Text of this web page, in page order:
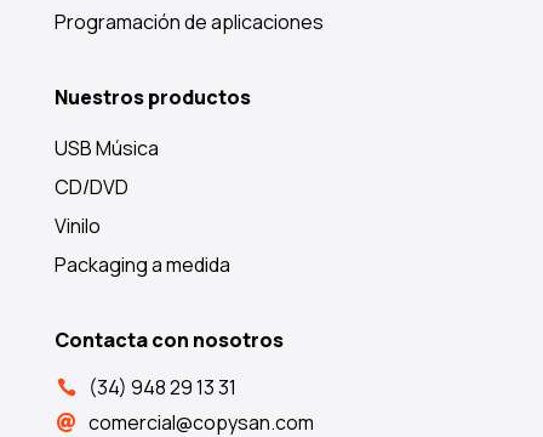
Programación de aplicaciones
Nuestros productos
USB Música
CD/DVD
Vinilo
Packaging a medida
Contacta con nosotros
 (34) 948 29 13 31
 comercial@copysan.com